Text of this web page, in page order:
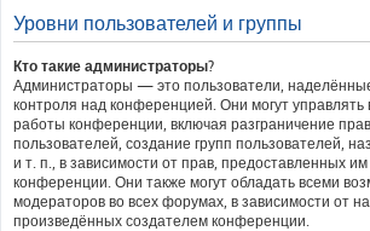
Уровни пользователей и группы
Кто такие администраторы?
Администраторы — это пользователи,
контроля над конференцией. Они могут управлять
работы конференции, включая разграничение
пользователей, создание групп пользователей,
и т. п., в зависимости от прав, предоставленных
конференции. Они также могут обладать всеми
модераторов во всех форумах, в зависимости от
произведённых создателем конференции.